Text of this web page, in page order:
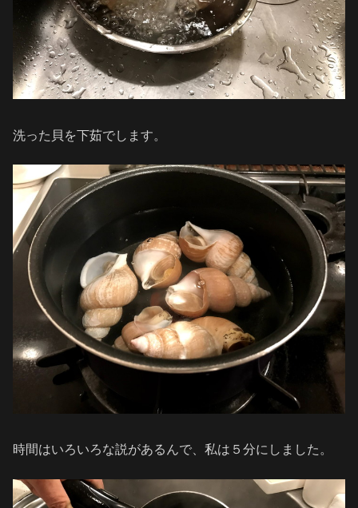
洗った貝を下茹でします。
時間はいろいろな説があるんで、私は５分にしました。